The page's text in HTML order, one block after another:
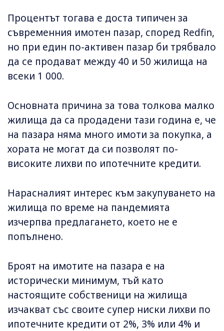
Процентът тогава е доста типичен за
съвременния имотен пазар, според Redfin,
но при един по-активен пазар би трябвало
да се продават между 40 и 50 жилища на
всеки 1 000.
Основната причина за това толкова малко
жилища да са продадени тази година е, че
на пазара няма много имоти за покупка, а
хората не могат да си позволят по-
високите лихви по ипотечните кредити.
Нарасналият интерес към закупуването на
жилища по време на пандемията
изчерпва предлагането, което не е
попълнено.
Броят на имотите на пазара е на
исторически минимум, тъй като
настоящите собственици на жилища
изчакват със своите супер ниски лихви по
ипотечните кредити от 2%, 3% или 4% и